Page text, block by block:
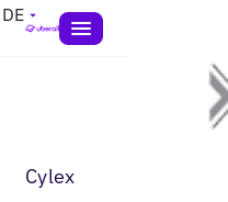
DE
Cylex